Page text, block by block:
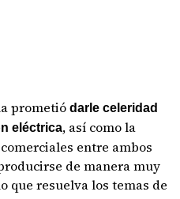
prometió darle celeridad
eléctrica, así como la
entre ambos
de manera muy
que resuelva los temas de